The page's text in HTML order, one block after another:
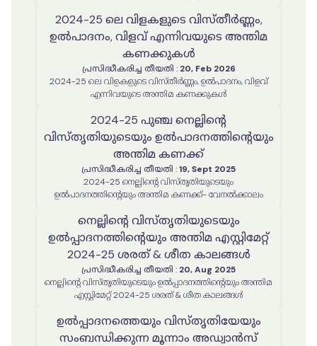
2024-25 ലെ വിളകളുടെ വിസ്തീർണ്ണം,
ഉൽപാദനം, വിളവ് എന്നിവയുടെ അന്തിമ
കണക്കുകൾ
പ്രസിദ്ധീകരിച്ച തീയതി : 20, Feb 2026
2024-25 ലെ വിളകളുടെ വിസ്തീർണ്ണം, ഉൽപാദനം, വിളവ്
എന്നിവയുടെ അന്തിമ കണക്കുകൾ
2024-25 പുഞ്ച നെല്ലിന്റെ
വിസ്തൃതിയുടെയും ഉൽപാദനത്തിന്റെയും
അന്തിമ കണക്ക്
പ്രസിദ്ധീകരിച്ച തീയതി :19, Sept 2025
2024-25 നെല്ലിന്റെ വിസ്തൃതിയുടെയും
ഉൽപാദനത്തിന്റെയും അന്തിമ കണക്ക്- വേനൽക്കാലം
നെല്ലിൻ്റെ വിസ്തൃതിയുടെയും
ഉൽപ്പാദനത്തിൻ്റെയും അന്തിമ എസ്റ്റിമേറ്റ്
2024-25 ശരത് & ശീത കാലങ്ങൾ
പ്രസിദ്ധീകരിച്ച തീയതി : 20, Aug 2025
നെല്ലിൻ്റെ വിസ്തൃതിയുടെയും ഉൽപ്പാദനത്തിൻ്റെയും അന്തിമ
എസ്റ്റിമേറ്റ് 2024-25 ശരത് & ശീത കാലങ്ങൾ
ഉൽപ്പാദനത്തെയും വിസ്തൃതിയേയും
സംബന്ധിക്കുന്ന മൂന്നാം അഡ്വാൻസ്